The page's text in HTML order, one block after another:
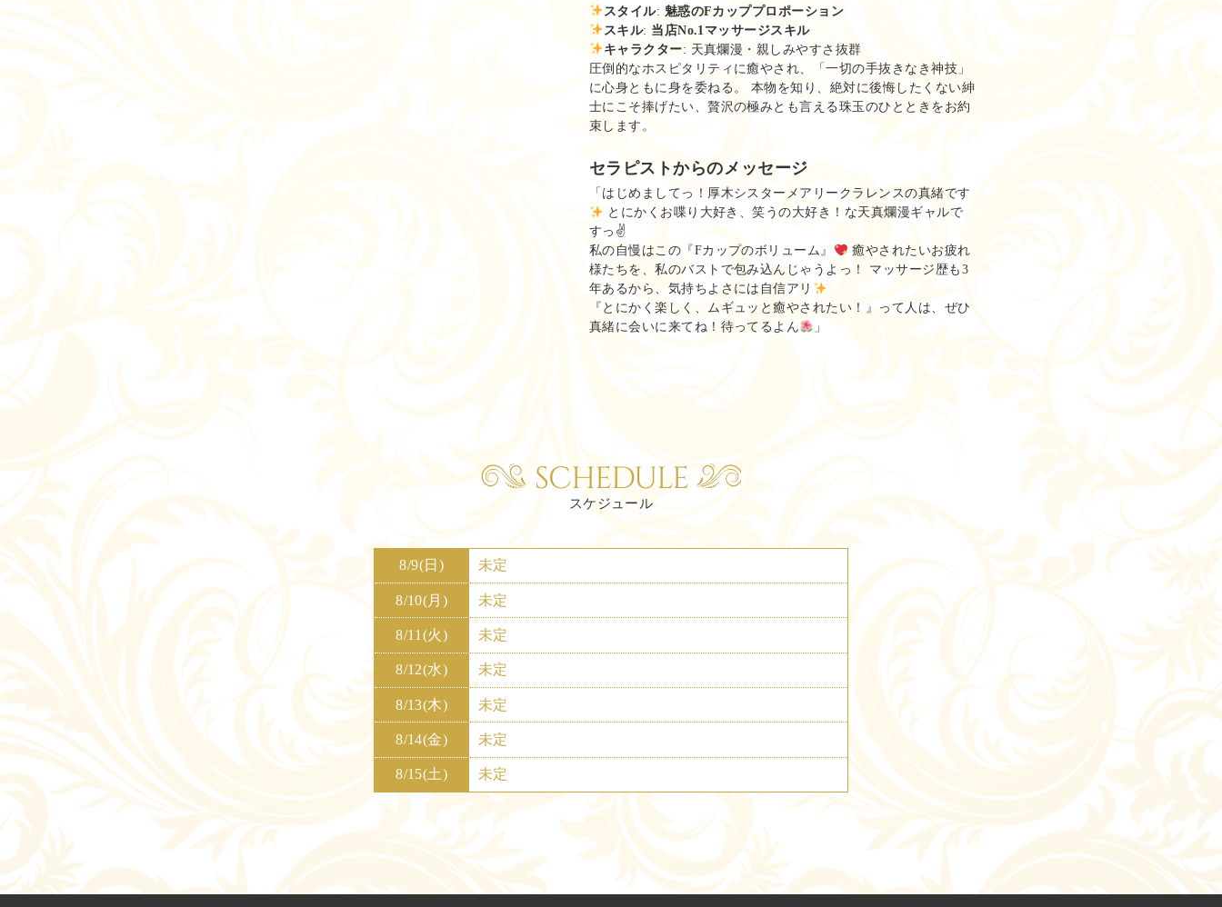
スタイル: 魅惑のFカッププロポーション
スキル: 当店No.1マッサージスキル
キャラクター: 天真爛漫・親しみやすさ抜群
圧倒的なホスピタリティに癒やされ、「一切の手抜きなき神技」
に心身ともに身を委ねる。 本物を知り、絶対に後悔したくない紳
士にこそ捧げたい、贅沢の極みとも言える珠玉のひとときをお約
束します。
セラピストからのメッセージ
「はじめましてっ！厚木シスターメアリークラレンスの真緒です
とにかくお喋り大好き、笑うの大好き！な天真爛漫ギャルで
すっ✌
私の自慢はこの『Fカップのボリューム』
癒やされたいお疲れ
様たちを、私のバストで包み込んじゃうよっ！ マッサージ歴も3
年あるから、気持ちよさには自信アリ
『とにかく楽しく、ムギュッと癒やされたい！』って人は、ぜひ
真緒に会いに来てね！待ってるよん
」
SCHEDULE
スケジュール
8/9(日) 未定
8/10(月) 未定
8/11(火) 未定
8/12(水) 未定
8/13(木) 未定
8/14(金) 未定
8/15(土) 未定